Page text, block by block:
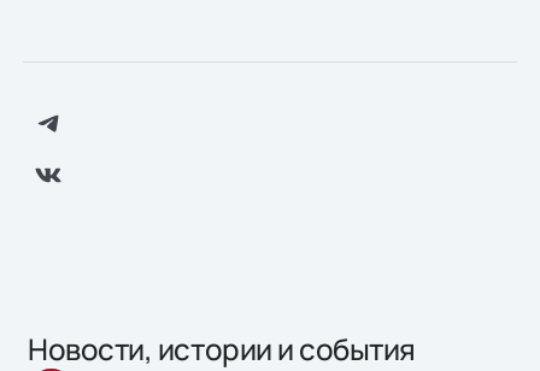
Новости, истории и события